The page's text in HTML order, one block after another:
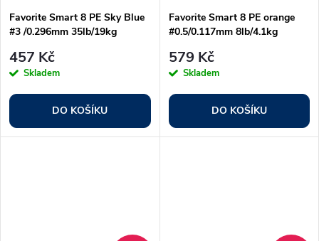
Favorite Smart 8 PE Sky Blue
#3 /0.296mm 35lb/19kg
457 Kč
Skladem
DO KOŠÍKU
Favorite Smart 8 PE orange
#0.5/0.117mm 8lb/4.1kg
579 Kč
Skladem
DO KOŠÍKU